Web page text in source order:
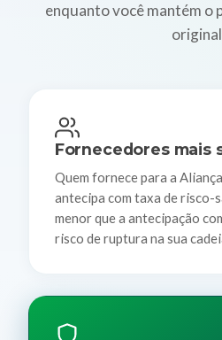
enquanto você mantém o
Fornecedores mais
Quem fornece para a
antecipa com taxa de risco-
menor que a antecipação
risco de ruptura na sua